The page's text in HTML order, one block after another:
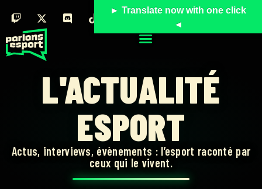
L'ACTUALITÉ
ESPORT
Actus, interviews, évènements : l’esport raconté par
ceux qui le vivent.
► Translate now with one click
◄